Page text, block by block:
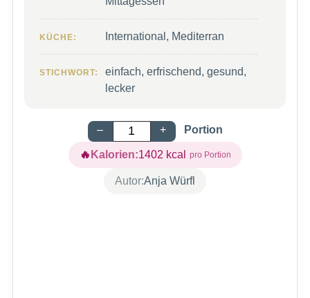
KÜCHE: International, Mediterran
STICHWORT:
einfach, erfrischend, gesund,
lecker
– + Portion
Kalorien:1402 kcal
Autor:Anja Würfl